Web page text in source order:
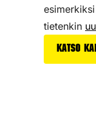
esimerkiksi
tietenkin
Katso